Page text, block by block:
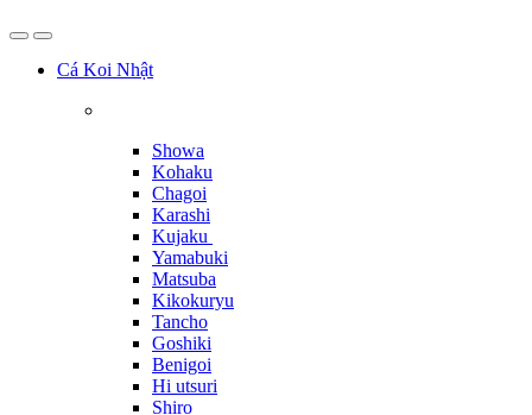
Cá Koi Nhật
Showa
Kohaku
Chagoi
Karashi
Kujaku
Yamabuki
Matsuba
Kikokuryu
Tancho
Goshiki
Benigoi
Hi utsuri
Shiro